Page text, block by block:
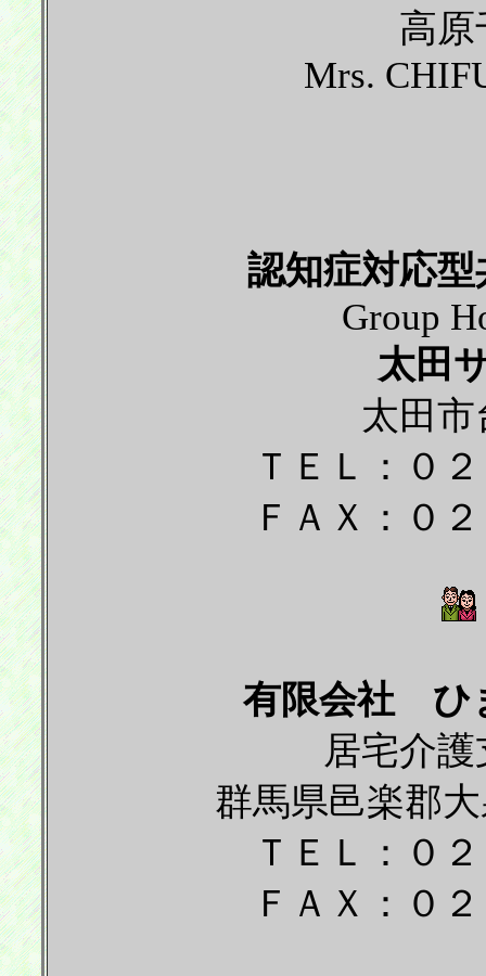
高原
Mrs.
認知症対応
Group
太田
太田
ＴＥＬ：０
ＦＡＸ：０
有限会社 ひ
居宅介
群馬県邑楽郡
ＴＥＬ：０
ＦＡＸ：０